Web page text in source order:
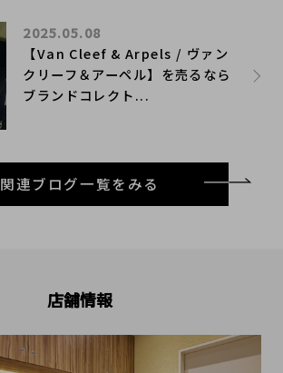
【Van Cleef & Arpels / ヴァン
クリーフ＆アーペル】を売るなら
ブランドコレクト...
2025.05.08
関連ブログ一覧をみる
店舗情報